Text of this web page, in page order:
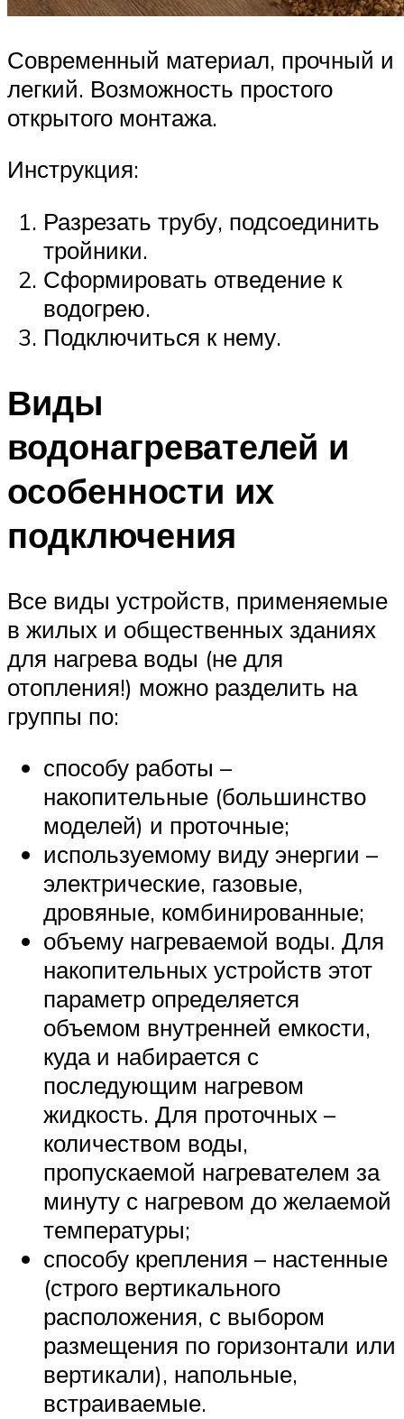
Современный материал, прочный и
легкий. Возможность простого
открытого монтажа.
Инструкция:
Разрезать трубу, подсоединить
тройники.
Сформировать отведение к
водогрею.
Подключиться к нему.
Виды
водонагревателей и
особенности их
подключения
Все виды устройств, применяемые
в жилых и общественных зданиях
для нагрева воды (не для
отопления!) можно разделить на
группы по:
способу работы –
накопительные (большинство
моделей) и проточные;
используемому виду энергии –
электрические, газовые,
дровяные, комбинированные;
объему нагреваемой воды. Для
накопительных устройств этот
параметр определяется
объемом внутренней емкости,
куда и набирается с
последующим нагревом
жидкость. Для проточных –
количеством воды,
пропускаемой нагревателем за
минуту с нагревом до желаемой
температуры;
способу крепления – настенные
(строго вертикального
расположения, с выбором
размещения по горизонтали или
вертикали), напольные,
встраиваемые.